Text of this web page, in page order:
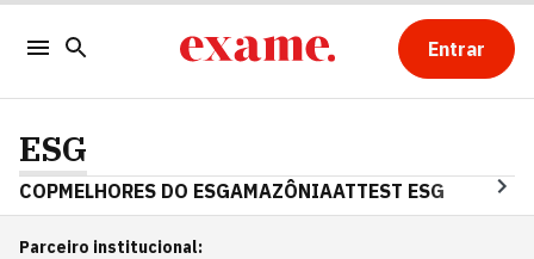
Entrar
ESG
COPMELHORES DO ESGAMAZÔNIAATTEST ESG
Parceiro institucional: